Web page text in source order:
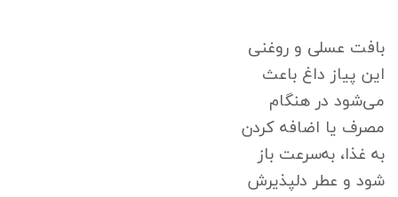
بافت عسلی و روغنی
این پیاز داغ باعث
می‌شود در هنگام
مصرف یا اضافه کردن
به غذا، به‌سرعت باز
شود و عطر دلپذیرش